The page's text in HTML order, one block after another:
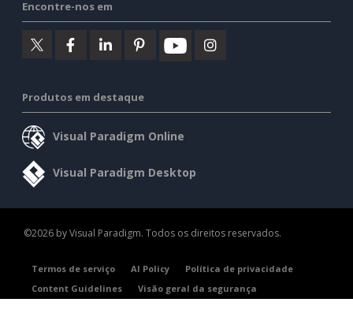
Encontre-nos em
Produtos em destaque
Visual Paradigm Online
Visual Paradigm Desktop
©2026 by Visual Paradigm. Todos os direitos reservados.
Termos de serviço AI Policy
Política de privacidade
Content Guidelines
Visão geral da segurança